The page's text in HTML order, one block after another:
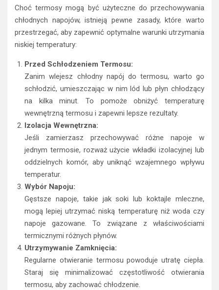
Choć termosy mogą być użyteczne do przechowywania
chłodnych napojów, istnieją pewne zasady, które warto
przestrzegać, aby zapewnić optymalne warunki utrzymania
niskiej temperatury:
Przed Schłodzeniem Termosu:
Zanim wlejesz chłodny napój do termosu, warto go
schłodzić, umieszczając w nim lód lub płyn chłodzący
na kilka minut. To pomoże obniżyć temperaturę
wewnętrzną termosu i zapewni lepsze rezultaty.
Izolacja Wewnętrzna:
Jeśli zamierzasz przechowywać różne napoje w
jednym termosie, rozważ użycie wkładki izolacyjnej lub
oddzielnych komór, aby uniknąć wzajemnego wpływu
temperatur.
Wybór Napoju:
Gęstsze napoje, takie jak soki lub koktajle mleczne,
mogą lepiej utrzymać niską temperaturę niż woda czy
napoje gazowane. To związane z właściwościami
termicznymi różnych płynów.
Utrzymywanie Zamknięcia:
Regularne otwieranie termosu powoduje utratę ciepła.
Staraj się minimalizować częstotliwość otwierania
termosu, aby zachować chłodzenie.